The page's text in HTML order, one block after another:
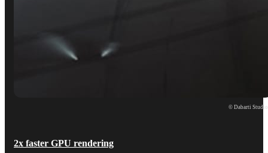
© Dabarti Studio
2x faster GPU rendering